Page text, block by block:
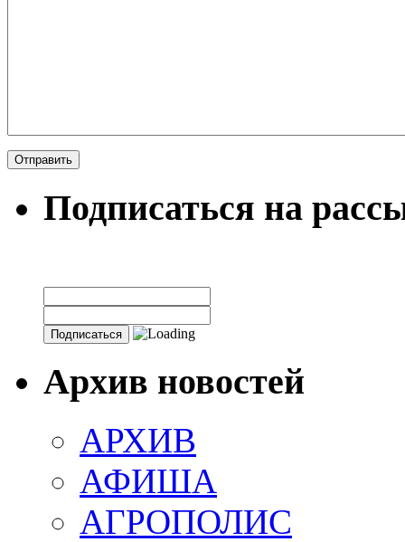
Подписаться на
Архив новостей
АРХИВ
АФИША
АГРОПОЛИС